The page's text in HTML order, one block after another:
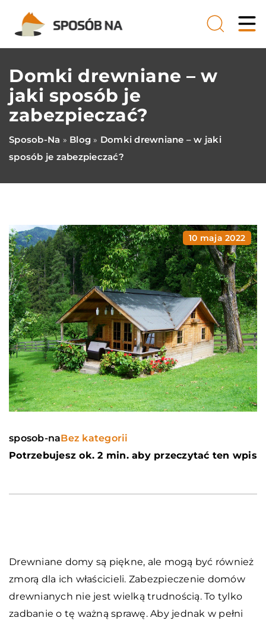
Domki drewniane – w
jaki sposób je
zabezpieczać?
Sposob-Na » Blog » Domki drewniane – w jaki
sposób je zabezpieczać?
10 maja 2022
sposob-naBez kategorii
Potrzebujesz ok. 2 min. aby przeczytać ten wpis
Drewniane domy są piękne, ale mogą być również
zmorą dla ich właścicieli. Zabezpieczenie domów
drewnianych nie jest wielką trudnością. To tylko
zadbanie o tę ważną sprawę. Aby jednak w pełni